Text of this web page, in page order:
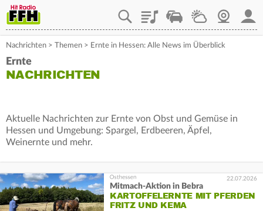
PlaylistStaupilotWetterWebcam
Nachrichten > Themen > Ernte in Hessen: Alle News im Überblick
Ernte
NACHRICHTEN
Aktuelle Nachrichten zur Ernte von Obst und Gemüse in
Hessen und Umgebung: Spargel, Erdbeeren, Äpfel,
Weinernte und mehr.
22.07.2026
Mitmach-Aktion in Bebra
KARTOFFELERNTE MIT PFERDEN
FRITZ UND KEMA